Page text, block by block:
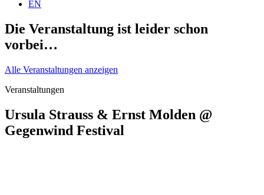
EN
Die Veranstaltung ist leider schon
vorbei…
Alle Veranstaltungen anzeigen
Veranstaltungen
Ursula Strauss & Ernst Molden @
Gegenwind Festival